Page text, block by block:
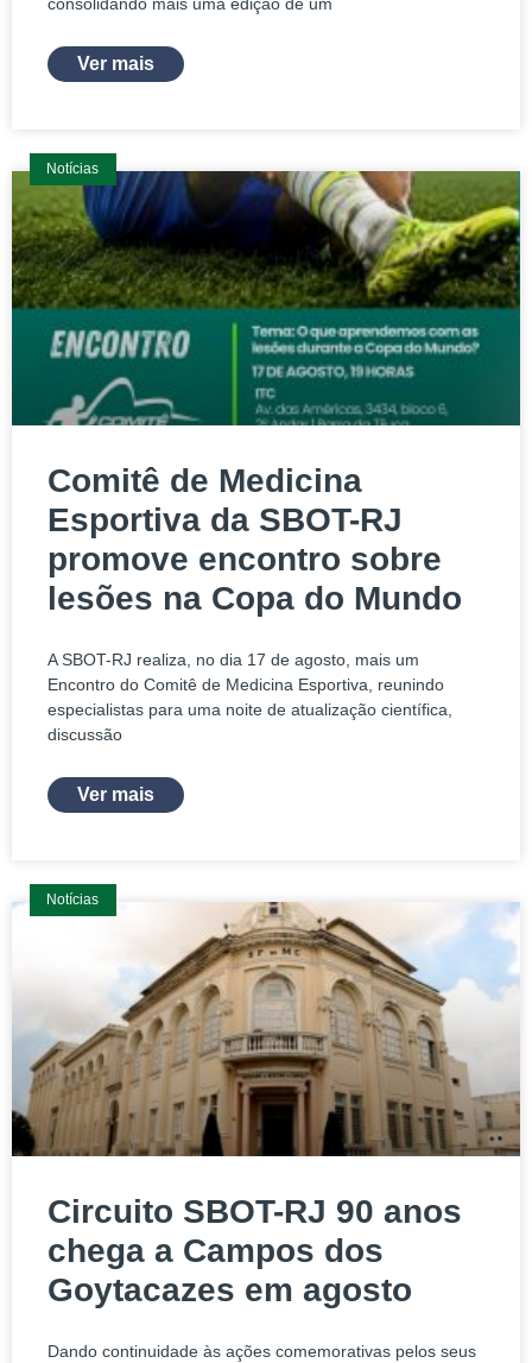
Ver mais
Notícias
Comitê de Medicina
Esportiva da SBOT-RJ
promove encontro sobre
lesões na Copa do Mundo
A SBOT-RJ realiza, no dia 17 de agosto, mais um
Encontro do Comitê de Medicina Esportiva, reunindo
especialistas para uma noite de atualização científica,
discussão
Ver mais
Notícias
Circuito SBOT-RJ 90 anos
chega a Campos dos
Goytacazes em agosto
Dando continuidade às ações comemorativas pelos seus